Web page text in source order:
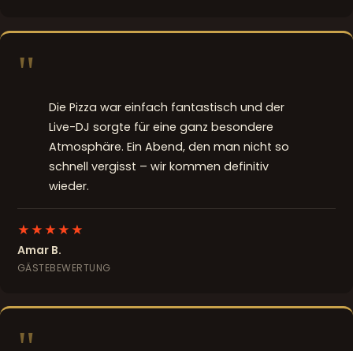
"
Die Pizza war einfach fantastisch und der
Live-DJ sorgte für eine ganz besondere
Atmosphäre. Ein Abend, den man nicht so
schnell vergisst – wir kommen definitiv
wieder.
★★★★★
Amar B.
GÄSTEBEWERTUNG